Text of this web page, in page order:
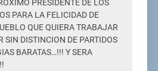
PRESIDENTE DE LOS
PARA LA FELICIDAD DE
QUE QUIERA TRABAJAR
SIN DISTINCION DE PARTIDOS
BARATAS…!!! Y SERA